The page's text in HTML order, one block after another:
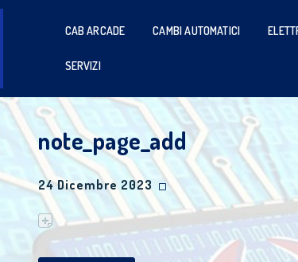
CAB ARCADE CAMBI AUTOMATICI
SERVIZI
note_page_add
24 Dicembre 2023